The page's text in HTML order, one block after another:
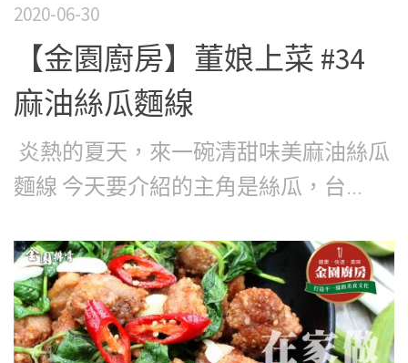
2020-06-30
【金園廚房】董娘上菜 #34
麻油絲瓜麵線
炎熱的夏天，來一碗清甜味美麻油絲瓜
麵線 今天要介紹的主角是絲瓜，台...